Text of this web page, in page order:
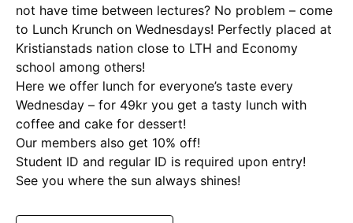
not have time between lectures? No problem – come
to Lunch Krunch on Wednesdays! Perfectly placed at
Kristianstads nation close to LTH and Economy
school among others!
Here we offer lunch for everyone’s taste every
Wednesday – for 49kr you get a tasty lunch with
coffee and cake for dessert!
Our members also get 10% off!
Student ID and regular ID is required upon entry!
See you where the sun always shines!